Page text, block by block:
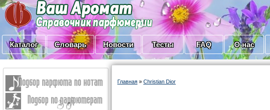
Каталог Словарь Новости Тесты FAQ О нас
Главная » Christian Dior